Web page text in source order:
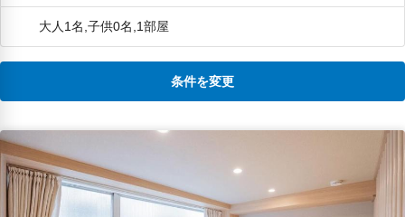
大人1名,子供0名,1部屋
条件を変更